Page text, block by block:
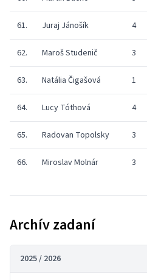
61. Juraj Jánošík 4
62. Maroš Studenič 3
63. Natália Čigašová 1
64. Lucy Tóthová 4
65. Radovan Topolsky 3
66. Miroslav Molnár 3
Archív zadaní
2025 / 2026